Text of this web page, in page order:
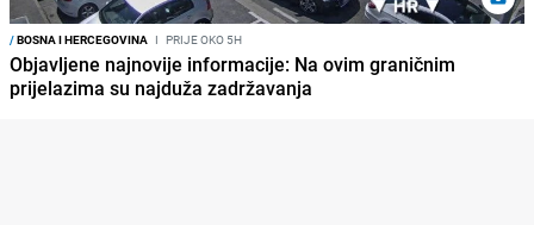
/BOSNA I HERCEGOVINA I PRIJE OKO 5H
Objavljene najnovije informacije: Na ovim graničnim
prijelazima su najduža zadržavanja